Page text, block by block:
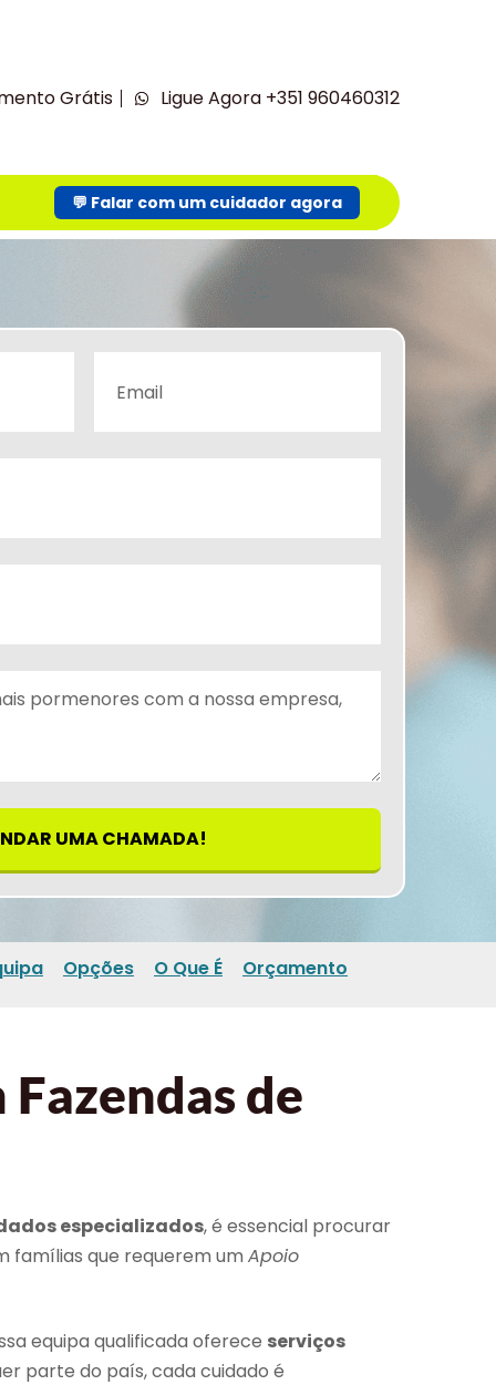
Grátis Ligue Agora +351 960460312
💬 Falar com um cuidador agora
UMA CHAMADA!
Opções O Que É Orçamento
de
especializados, é essencial procurar
famílias que requerem um Apoio
equipa qualificada oferece serviços
parte do país, cada cuidado é